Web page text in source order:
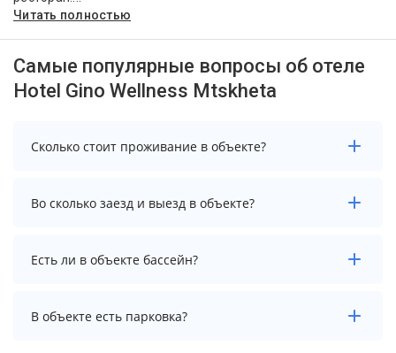
Читать полностью
Самые популярные вопросы об отеле
Hotel Gino Wellness Mtskheta
Сколько стоит проживание в объекте?
Стоимость проживания в объекте начинается от 6015
рублей. Чтобы увидеть актуальные цены на
Во сколько заезд и выезд в объекте?
Заезд возможен после 14:00, а выезд необходимо
Есть ли в объекте бассейн?
В объекте есть бассейн.
В объекте есть парковка?